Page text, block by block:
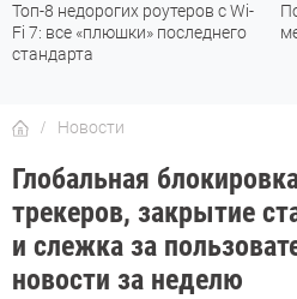
Подпишись на наш канал в
мессенджере МАХ
Новости
Глобальная
трекеров, закрытие
и слежка за
новости за неделю